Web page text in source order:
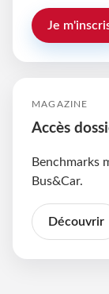
Je
MAGAZINE
Accès
Benchmarks
Bus&Car.
Découvrir